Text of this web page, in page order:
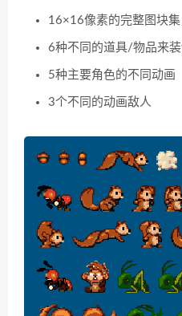
16×16像素的完整图块
6种不同的道具/物品来
5种主要角色的不同动画
3个不同的动画敌人